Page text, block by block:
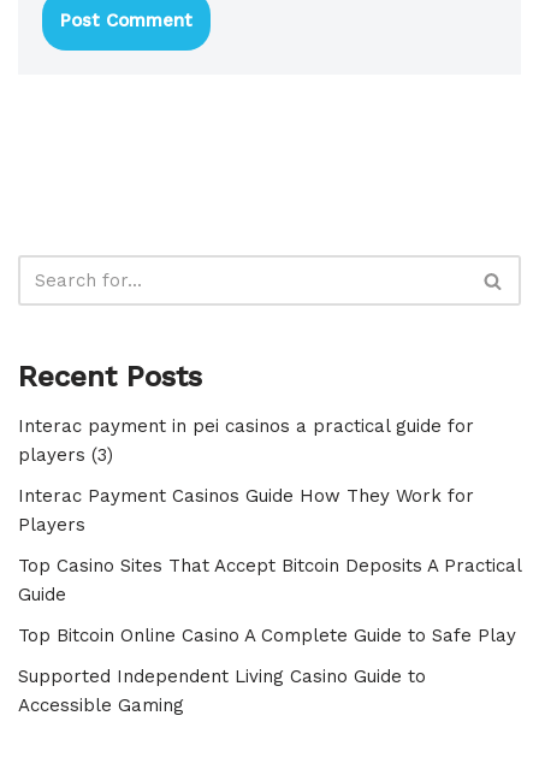
Recent Posts
Interac payment in pei casinos a practical guide for
players (3)
Interac Payment Casinos Guide How They Work for
Players
Top Casino Sites That Accept Bitcoin Deposits A Practical
Guide
Top Bitcoin Online Casino A Complete Guide to Safe Play
Supported Independent Living Casino Guide to
Accessible Gaming